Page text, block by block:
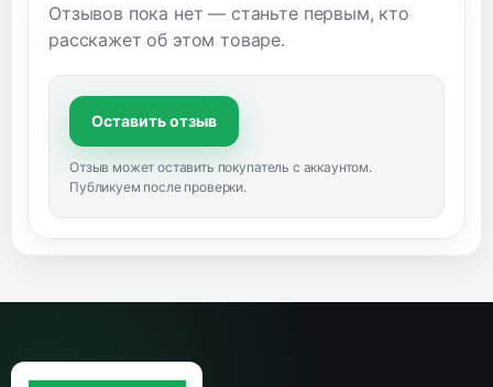
Отзывов пока нет — станьте первым, кто
расскажет об этом товаре.
Оставить отзыв
Отзыв может оставить покупатель с аккаунтом.
Публикуем после проверки.